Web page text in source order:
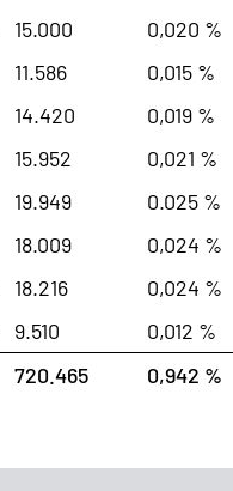
15.000 0,020 %
11.586 0,015 %
14.420 0,019 %
15.952 0,021 %
19.949 0.025 %
18.009 0,024 %
18.216 0,024 %
9.510 0,012 %
720.465 0,942 %